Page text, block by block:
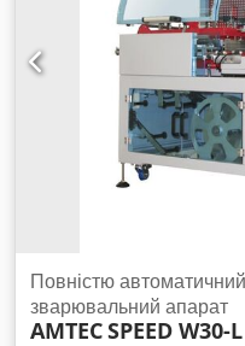
довжина, ширина +
Повністю
зварювальний апарат
AMTECSPEED W30-